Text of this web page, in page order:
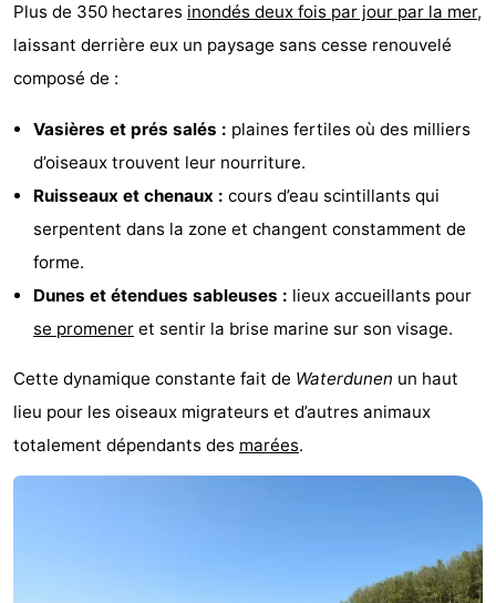
et
faire
Lieux
d'intérêt
-
Musées
-
Monuments
Moulins
Points
vue
Attractions
Croisières
-
Terrains
de
-
Aires
-
Plus de 350 hectares inondés deux fois par jour par la mer,
laissant derrière eux un paysage sans cesse renouvelé
composé de :
Vasières et prés salés : plaines fertiles où des milliers
d’oiseaux trouvent leur nourriture.
Ruisseaux et chenaux : cours d’eau scintillants qui
serpentent dans la zone et changent constamment de
forme.
Dunes et étendues sableuses : lieux accueillants pour
se promener et sentir la brise marine sur son visage.
Cette dynamique constante fait de Waterdunen un haut
lieu pour les oiseaux migrateurs et d’autres animaux
totalement dépendants des marées.